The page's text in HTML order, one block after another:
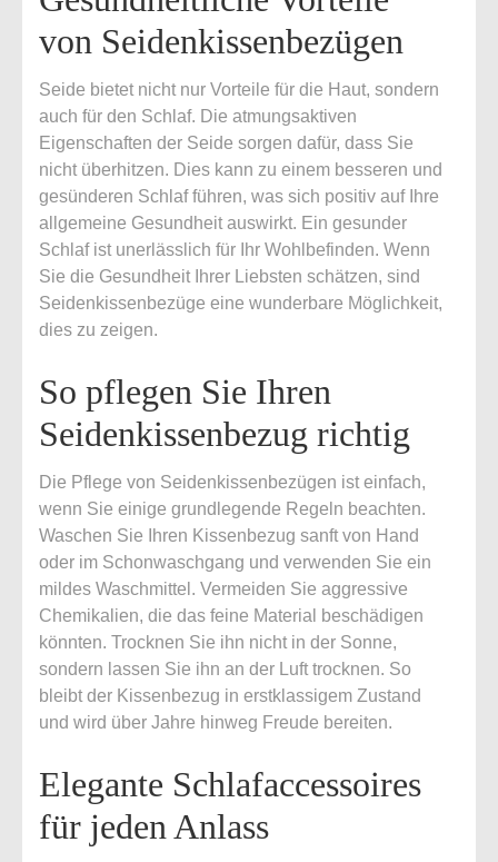
von Seidenkissenbezügen
Seide bietet nicht nur Vorteile für die Haut, sondern
auch für den Schlaf. Die atmungsaktiven
Eigenschaften der Seide sorgen dafür, dass Sie
nicht überhitzen. Dies kann zu einem besseren und
gesünderen Schlaf führen, was sich positiv auf Ihre
allgemeine Gesundheit auswirkt. Ein gesunder
Schlaf ist unerlässlich für Ihr Wohlbefinden. Wenn
Sie die Gesundheit Ihrer Liebsten schätzen, sind
Seidenkissenbezüge eine wunderbare Möglichkeit,
dies zu zeigen.
So pflegen Sie Ihren
Seidenkissenbezug richtig
Die Pflege von Seidenkissenbezügen ist einfach,
wenn Sie einige grundlegende Regeln beachten.
Waschen Sie Ihren Kissenbezug sanft von Hand
oder im Schonwaschgang und verwenden Sie ein
mildes Waschmittel. Vermeiden Sie aggressive
Chemikalien, die das feine Material beschädigen
könnten. Trocknen Sie ihn nicht in der Sonne,
sondern lassen Sie ihn an der Luft trocknen. So
bleibt der Kissenbezug in erstklassigem Zustand
und wird über Jahre hinweg Freude bereiten.
Elegante Schlafaccessoires
für jeden Anlass